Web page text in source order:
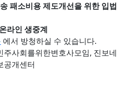
패소비용 제도개선을 위한 입법
라인 생중계
에서 방청하실 수 있습니다.
사회를위한변호사모임, 진보네
공개센터